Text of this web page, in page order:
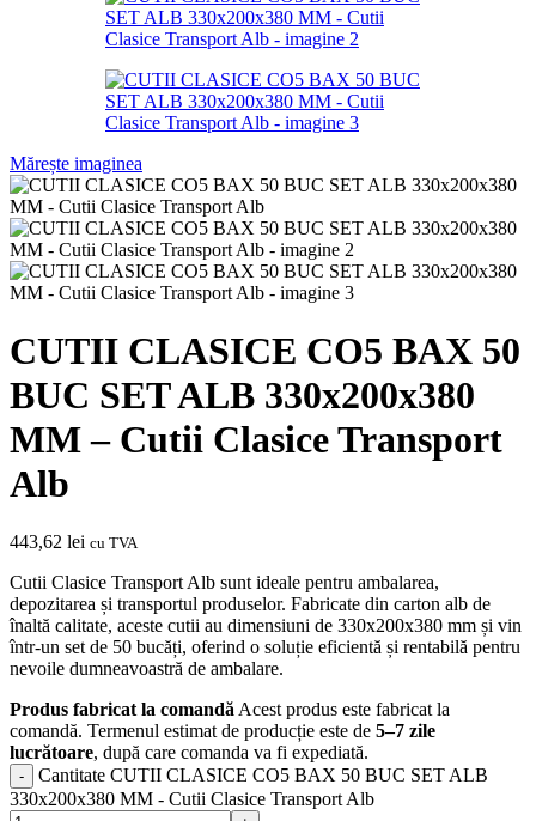
Mărește imaginea
CUTII CLASICE CO5 BAX 50
BUC SET ALB 330x200x380
MM – Cutii Clasice Transport
Alb
443,62 lei cu TVA
Cutii Clasice Transport Alb sunt ideale pentru ambalarea,
depozitarea și transportul produselor. Fabricate din carton alb de
înaltă calitate, aceste cutii au dimensiuni de 330x200x380 mm și vin
într-un set de 50 bucăți, oferind o soluție eficientă și rentabilă pentru
nevoile dumneavoastră de ambalare.
Produs fabricat la comandăAcest produs este fabricat la
comandă. Termenul estimat de producție este de 5–7 zile
lucrătoare, după care comanda va fi expediată.
Cantitate CUTII CLASICE CO5 BAX 50 BUC SET ALB
330x200x380 MM - Cutii Clasice Transport Alb